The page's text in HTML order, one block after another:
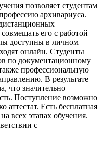
позволяет студентам
архивариуса.
его с работой
доступны в личном
онлайн. Студенты
по документационному
профессиональную
В результате
что значительно
Поступление возможно
Есть бесплатная
всех этапах обучения.
с